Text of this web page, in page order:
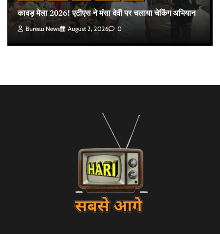
कावड़ मेला 2026! एटीएस ने मंसा देवी पर चलाया चेकिंग अभियान
Bureau News August 2, 2026 0